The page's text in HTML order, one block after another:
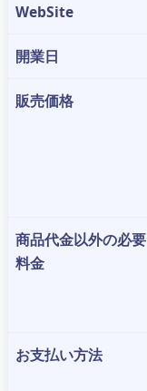
WebSite
開業日
販売価格
商品代金以外の必要
料金
お支払い方法